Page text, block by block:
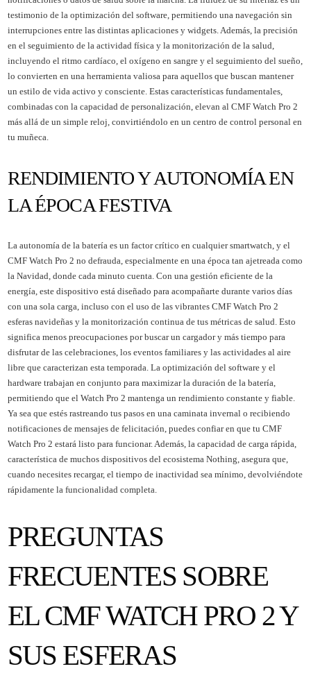
testimonio de la optimización del software, permitiendo una navegación sin
interrupciones entre las distintas aplicaciones y widgets. Además, la precisión
en el seguimiento de la actividad física y la monitorización de la salud,
incluyendo el ritmo cardíaco, el oxígeno en sangre y el seguimiento del sueño,
lo convierten en una herramienta valiosa para aquellos que buscan mantener
un estilo de vida activo y consciente. Estas características fundamentales,
combinadas con la capacidad de personalización, elevan al CMF Watch Pro 2
más allá de un simple reloj, convirtiéndolo en un centro de control personal en
tu muñeca.
RENDIMIENTO Y AUTONOMÍA EN
LA ÉPOCA FESTIVA
La autonomía de la batería es un factor crítico en cualquier smartwatch, y el
CMF Watch Pro 2 no defrauda, especialmente en una época tan ajetreada como
la Navidad, donde cada minuto cuenta. Con una gestión eficiente de la
energía, este dispositivo está diseñado para acompañarte durante varios días
con una sola carga, incluso con el uso de las vibrantes CMF Watch Pro 2
esferas navideñas y la monitorización continua de tus métricas de salud. Esto
significa menos preocupaciones por buscar un cargador y más tiempo para
disfrutar de las celebraciones, los eventos familiares y las actividades al aire
libre que caracterizan esta temporada. La optimización del software y el
hardware trabajan en conjunto para maximizar la duración de la batería,
permitiendo que el Watch Pro 2 mantenga un rendimiento constante y fiable.
Ya sea que estés rastreando tus pasos en una caminata invernal o recibiendo
notificaciones de mensajes de felicitación, puedes confiar en que tu CMF
Watch Pro 2 estará listo para funcionar. Además, la capacidad de carga rápida,
característica de muchos dispositivos del ecosistema Nothing, asegura que,
cuando necesites recargar, el tiempo de inactividad sea mínimo, devolviéndote
rápidamente la funcionalidad completa.
PREGUNTAS
FRECUENTES SOBRE
EL CMF WATCH PRO 2 Y
SUS ESFERAS